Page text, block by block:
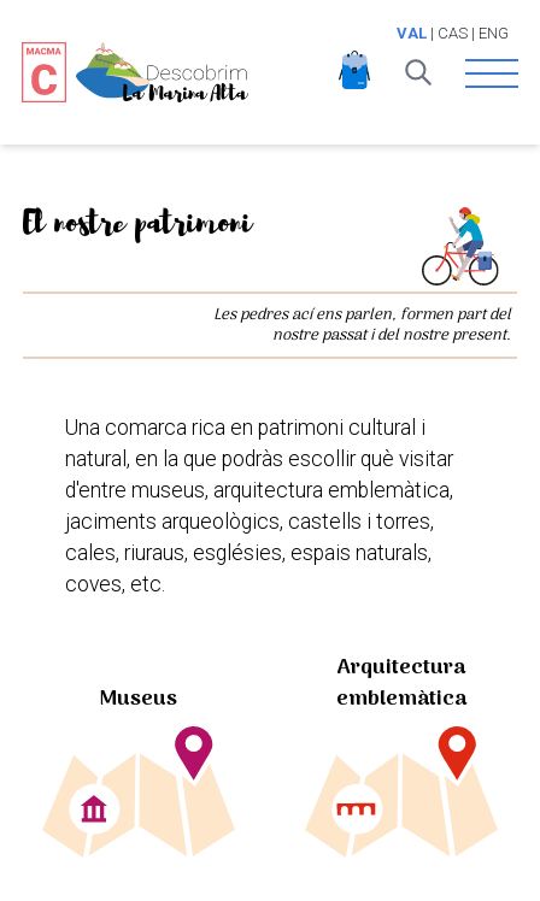
VAL| CAS| ENG
Open
El nostre patrimoni
Les pedres ací ens parlen, formen part del
nostre passat i del nostre present.
Una comarca rica en patrimoni cultural i
natural, en la que podràs escollir què visitar
d'entre museus, arquitectura emblemàtica,
jaciments arqueològics, castells i torres,
cales, riuraus, esglésies, espais naturals,
coves, etc.
Museus
Arquitectura
emblemàtica